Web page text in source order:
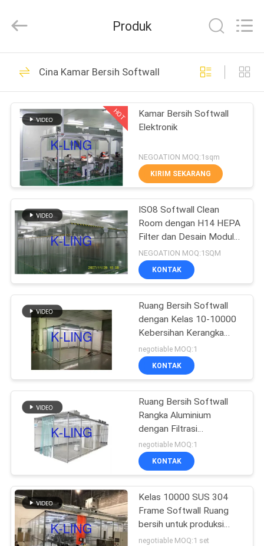
RUMAH
PRODUK
TENTANG
KAMI
TUR
PABRIK
KONTROL
KUALITAS
HUBUNGI
KAMI
BERITA
KASUS-
KASUS
SITEMAP
KEBIJAKAN
PRIVASI
Technology
Company.
Reserved.
Terowongan Air
Shower
194
Kamar Mandi Udara
Cleanroom
200
Shower Udara
Stainless Steel
66
Kotak Pass
Cleanroom
Produk
Cina Kamar Bersih Softwall
HOT
Kamar Bersih Softwall
Elektronik
NEGOATION MOQ:1sqm
KIRIM SEKARANG
ISO8 Softwall Clean
Room dengan H14 HEPA
Filter dan Desain Modular
untuk Kelas 100-10000
Kebersihan
NEGOATION MOQ:1SQM
KONTAK
Ruang Bersih Softwall
dengan Kelas 10-10000
Kebersihan Kerangka
Baja Lapisan Serbuk dan
Tingkat Kebisingan
Kurang dari 65 DB
negotiable MOQ:1
KONTAK
Ruang Bersih Softwall
Rangka Aluminium
dengan Filtrasi
HEPA/ULPA untuk
Kebersihan Kelas 10-
10000
negotiable MOQ:1
KONTAK
Kelas 10000 SUS 304
Frame Softwall Ruang
bersih untuk produksi
dengan dinding plexiglass
negotiable MOQ:1 set